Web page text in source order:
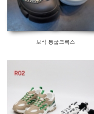
보석 통굽크록스